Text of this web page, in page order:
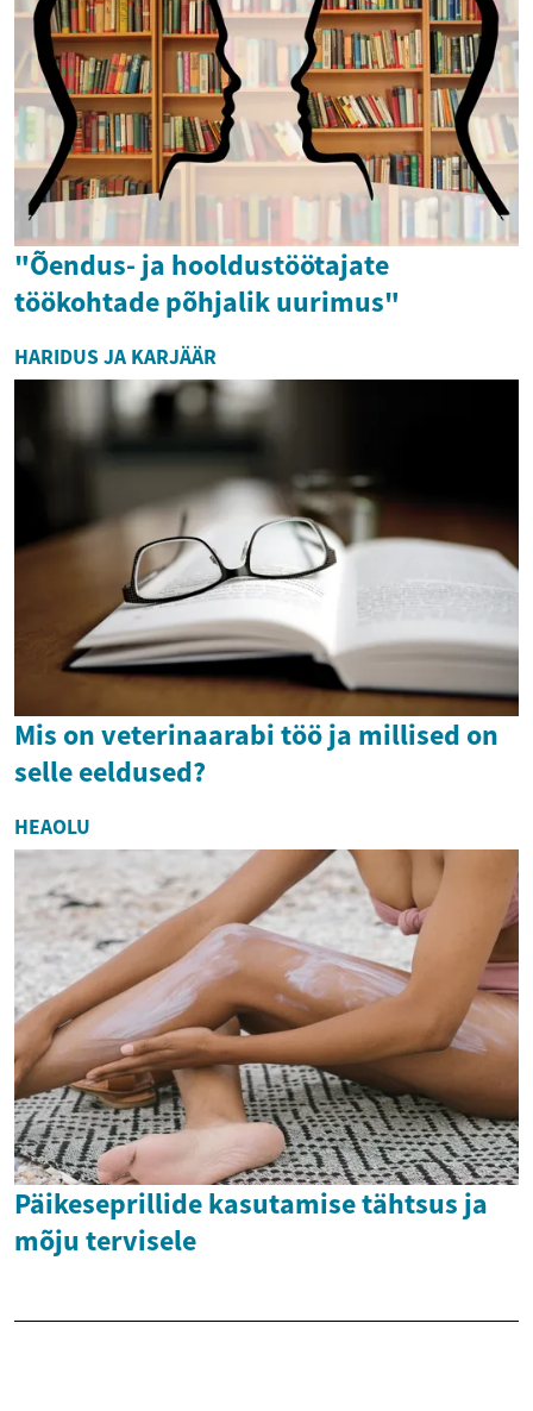
"Õendus- ja hooldustöötajate
töökohtade põhjalik uurimus"
HARIDUS JA KARJÄÄR
Mis on veterinaarabi töö ja millised on
selle eeldused?
HEAOLU
Päikeseprillide kasutamise tähtsus ja
mõju tervisele